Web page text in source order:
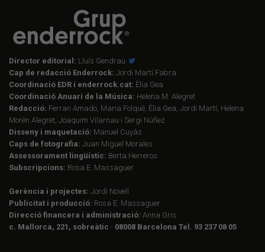
Director editorial: Lluís Gendrau
Cap de redacció Enderrock: Jordi Martí Fabra
Coordinació EDR i enderrock.cat: Èlia Gea
Coordinació Anuari de la Música: Helena M. Alegret
Redacció: Ferran Amado, Maria Folqué, Èlia Gea, Jordi Martí, Helena
Morén Alegret, Joaquim Vilarnau i Sergi Núñez
Disseny i maquetació: Manuel Cuyàs
Caps de fotografia: Juan Miguel Morales
Assessorament lingüístic: Berta Herreros
Subscripcions: Rosa E. Massaguer
Gerència i projectes: Jordi Novell
Publicitat i producció: Rosa E. Massaguer
Direcció financera i administració: Anna Gris
c. Mallorca, 221, sobreàtic · 08008 Barcelona Tel. 93 237 08 05